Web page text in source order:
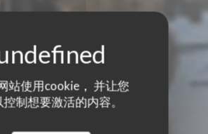
站使用cookie， 并让您
制想要激活的内容。